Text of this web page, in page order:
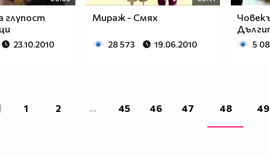
глупост
23.10.2010
Мираж - Смях
28 573 19.06.2010 5
1 2 ... 45 46 47 48 49